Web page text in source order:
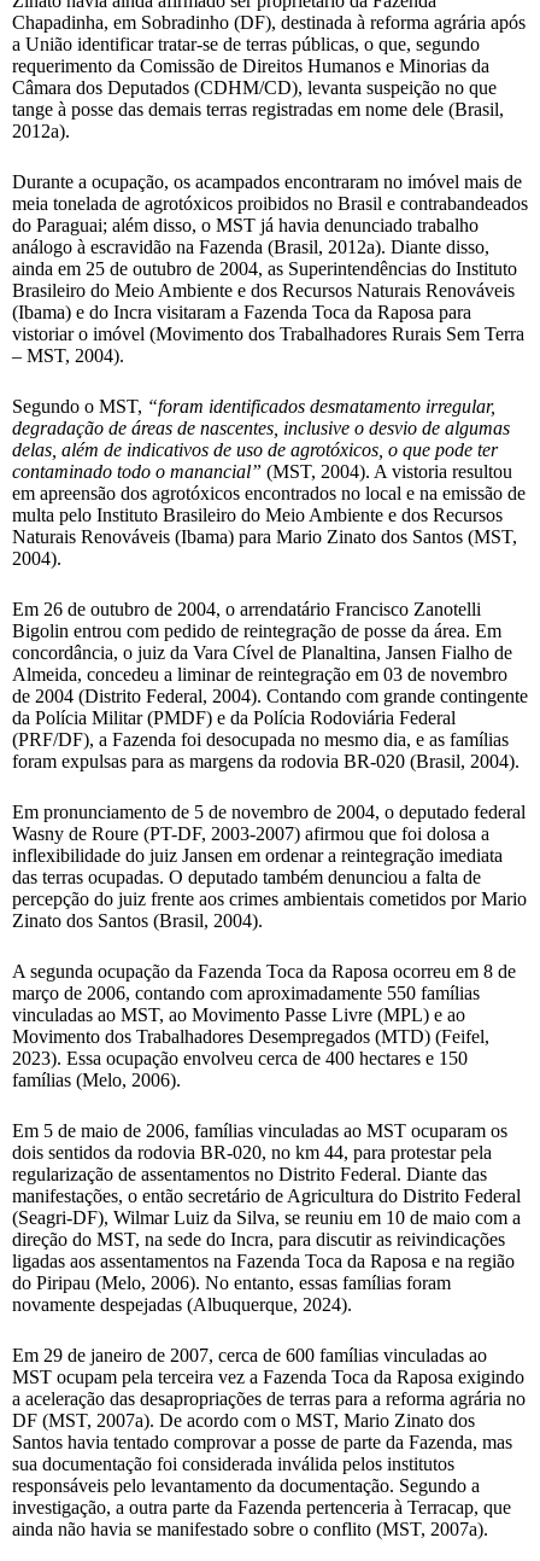
Chapadinha, em Sobradinho (DF), destinada à reforma agrária após
a União identificar tratar-se de terras públicas, o que, segundo
requerimento da Comissão de Direitos Humanos e Minorias da
Câmara dos Deputados (CDHM/CD), levanta suspeição no que
tange à posse das demais terras registradas em nome dele (Brasil,
2012a).
Durante a ocupação, os acampados encontraram no imóvel mais de
meia tonelada de agrotóxicos proibidos no Brasil e contrabandeados
do Paraguai; além disso, o MST já havia denunciado trabalho
análogo à escravidão na Fazenda (Brasil, 2012a). Diante disso,
ainda em 25 de outubro de 2004, as Superintendências do Instituto
Brasileiro do Meio Ambiente e dos Recursos Naturais Renováveis
(Ibama) e do Incra visitaram a Fazenda Toca da Raposa para
vistoriar o imóvel (Movimento dos Trabalhadores Rurais Sem Terra
– MST, 2004).
Segundo o MST, “foram identificados desmatamento irregular,
degradação de áreas de nascentes, inclusive o desvio de algumas
delas, além de indicativos de uso de agrotóxicos, o que pode ter
contaminado todo o manancial” (MST, 2004). A vistoria resultou
em apreensão dos agrotóxicos encontrados no local e na emissão de
multa pelo Instituto Brasileiro do Meio Ambiente e dos Recursos
Naturais Renováveis (Ibama) para Mario Zinato dos Santos (MST,
2004).
Em 26 de outubro de 2004, o arrendatário Francisco Zanotelli
Bigolin entrou com pedido de reintegração de posse da área. Em
concordância, o juiz da Vara Cível de Planaltina, Jansen Fialho de
Almeida, concedeu a liminar de reintegração em 03 de novembro
de 2004 (Distrito Federal, 2004). Contando com grande contingente
da Polícia Militar (PMDF) e da Polícia Rodoviária Federal
(PRF/DF), a Fazenda foi desocupada no mesmo dia, e as famílias
foram expulsas para as margens da rodovia BR-020 (Brasil, 2004).
Em pronunciamento de 5 de novembro de 2004, o deputado federal
Wasny de Roure (PT-DF, 2003-2007) afirmou que foi dolosa a
inflexibilidade do juiz Jansen em ordenar a reintegração imediata
das terras ocupadas. O deputado também denunciou a falta de
percepção do juiz frente aos crimes ambientais cometidos por Mario
Zinato dos Santos (Brasil, 2004).
A segunda ocupação da Fazenda Toca da Raposa ocorreu em 8 de
março de 2006, contando com aproximadamente 550 famílias
vinculadas ao MST, ao Movimento Passe Livre (MPL) e ao
Movimento dos Trabalhadores Desempregados (MTD) (Feifel,
2023). Essa ocupação envolveu cerca de 400 hectares e 150
famílias (Melo, 2006).
Em 5 de maio de 2006, famílias vinculadas ao MST ocuparam os
dois sentidos da rodovia BR-020, no km 44, para protestar pela
regularização de assentamentos no Distrito Federal. Diante das
manifestações, o então secretário de Agricultura do Distrito Federal
(Seagri-DF), Wilmar Luiz da Silva, se reuniu em 10 de maio com a
direção do MST, na sede do Incra, para discutir as reivindicações
ligadas aos assentamentos na Fazenda Toca da Raposa e na região
do Piripau (Melo, 2006). No entanto, essas famílias foram
novamente despejadas (Albuquerque, 2024).
Em 29 de janeiro de 2007, cerca de 600 famílias vinculadas ao
MST ocupam pela terceira vez a Fazenda Toca da Raposa exigindo
a aceleração das desapropriações de terras para a reforma agrária no
DF (MST, 2007a). De acordo com o MST, Mario Zinato dos
Santos havia tentado comprovar a posse de parte da Fazenda, mas
sua documentação foi considerada inválida pelos institutos
responsáveis pelo levantamento da documentação. Segundo a
investigação, a outra parte da Fazenda pertenceria à Terracap, que
ainda não havia se manifestado sobre o conflito (MST, 2007a).